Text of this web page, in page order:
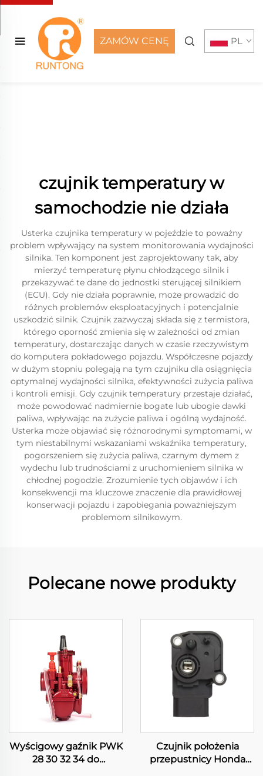
ZAMÓW CENĘ PL
czujnik temperatury w
samochodzie nie działa
Usterka czujnika temperatury w pojeździe to poważny
problem wpływający na system monitorowania wydajności
silnika. Ten komponent jest zaprojektowany tak, aby
mierzyć temperaturę płynu chłodzącego silnik i
przekazywać te dane do jednostki sterującej silnikiem
(ECU). Gdy nie działa poprawnie, może prowadzić do
różnych problemów eksploatacyjnych i potencjalnie
uszkodzić silnik. Czujnik zazwyczaj składa się z termistora,
którego oporność zmienia się w zależności od zmian
temperatury, dostarczając danych w czasie rzeczywistym
do komputera pokładowego pojazdu. Współczesne pojazdy
w dużym stopniu polegają na tym czujniku dla osiągnięcia
optymalnej wydajności silnika, efektywności zużycia paliwa
i kontroli emisji. Gdy czujnik temperatury przestaje działać,
może powodować nadmiernie bogate lub ubogie dawki
paliwa, wpływając na zużycie paliwa i ogólną wydajność.
Usterka może objawiać się różnorodnymi symptomami, w
tym niestabilnymi wskazaniami wskaźnika temperatury,
pogorszeniem się zużycia paliwa, czarnym dymem z
wydechu lub trudnościami z uruchomieniem silnika w
chłodnej pogodzie. Zrozumienie tych objawów i ich
konsekwencji ma kluczowe znaczenie dla prawidłowej
konserwacji pojazdu i zapobiegania poważniejszym
problemom silnikowym.
Polecane nowe produkty
Wyścigowy gaźnik PWK
28 30 32 34 do
Czujnik położenia
przepustnicy Honda